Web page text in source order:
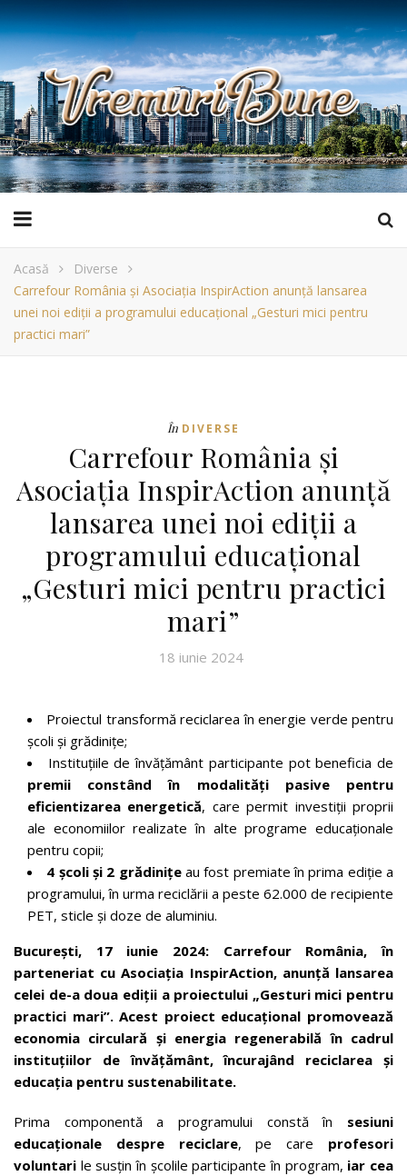
Acasă
Diverse
Carrefour România și Asociația InspirAction anunță lansarea
unei noi ediții a programului educațional „Gesturi mici pentru
practici mari”
În DIVERSE
Carrefour România și
Asociația InspirAction anunță
lansarea unei noi ediții a
programului educațional
„Gesturi mici pentru practici
mari”
18 iunie 2024
Proiectul transformă reciclarea în energie verde pentru
şcoli şi grădinițe;
Instituțiile de învățământ participante pot beneficia de
premii constând în modalități pasive pentru
eficientizarea energetică, care permit investiții proprii
ale economiilor realizate în alte programe educaționale
pentru copii;
4 școli și 2 grădinițeau fost premiate în prima ediție a
programului, în urma reciclării a peste 62.000 de recipiente
PET, sticle și doze de aluminiu.
București, 17 iunie 2024: Carrefour România, în
parteneriat cu Asociația InspirAction, anunță lansarea
celei de-a doua ediții a proiectului „Gesturi mici pentru
practici mari”. Acest proiect educațional promovează
economia circulară și energia regenerabilă în cadrul
instituțiilor de învățământ, încurajând reciclarea și
educația pentru sustenabilitate.
Prima componentă a programului constă în sesiuni
educaționale despre reciclare, pe care profesori
voluntari le susțin în școlile participante în program, iar cea